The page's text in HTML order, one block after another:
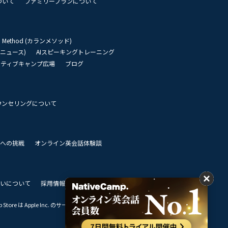
Method (カランメソッド)
ュース)
AIスピーキングトレーニング
ィブキャンプ広場
ブログ
セリングについて
の挑戦 オンライン英会話体験談
について 採用情報 私達のビジョン
は Apple Inc. のサービスマークです。